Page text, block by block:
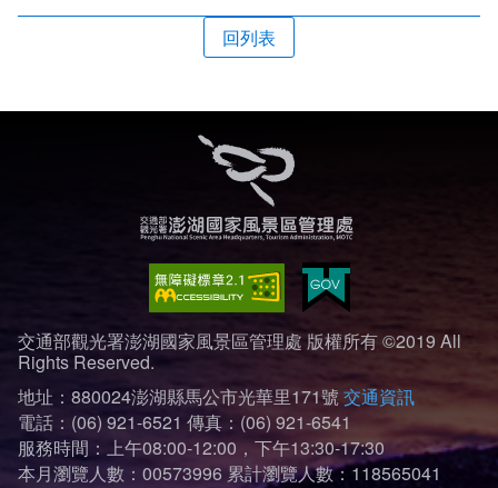
回列表
交通部觀光署澎湖國家風景區管理處 版權所有 ©2019 All
Rights Reserved.
地址：880024澎湖縣馬公市光華里171號 交通資訊
電話：(06) 921-6521 傳真：(06) 921-6541
服務時間：上午08:00-12:00，下午13:30-17:30
本月瀏覽人數：00573996 累計瀏覽人數：118565041